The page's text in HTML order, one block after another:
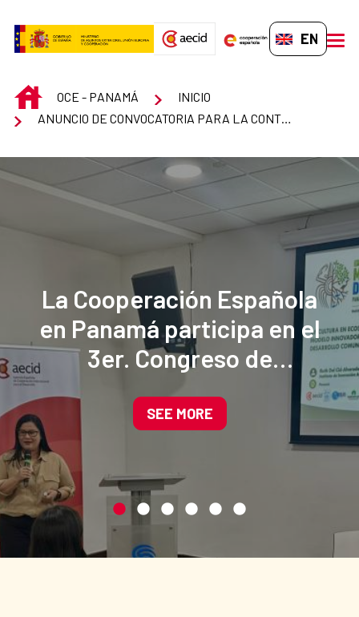
EN-GB
INICIOOCE - PANAMÁ
INICIO
ANUNCIO DE CONVOCATORIA PARA LA CONTRATACIÓN DE ESPECIALISTA EN COMUNICACIÓN PARA EL DESARROLLO
La Cooperación Española
en Panamá participa en el
3er. Congreso de
Manglares de América
impulsando soluciones
basadas en la naturaleza
SEE MORE